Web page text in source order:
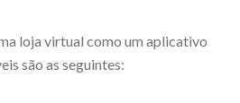
loja virtual como um aplicativo
são as seguintes: